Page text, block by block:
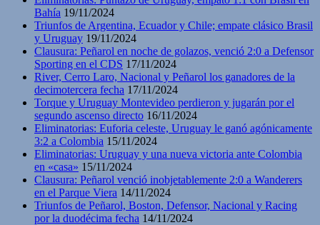
Bahía 19/11/2024
Triunfos de Argentina, Ecuador y Chile; empate clásico Brasil
y Uruguay 19/11/2024
Clausura: Peñarol en noche de golazos, venció 2:0 a Defensor
Sporting en el CDS 17/11/2024
River, Cerro Laro, Nacional y Peñarol los ganadores de la
decimotercera fecha 17/11/2024
Torque y Uruguay Montevideo perdieron y jugarán por el
segundo ascenso directo 16/11/2024
Eliminatorias: Euforia celeste, Uruguay le ganó agónicamente
3:2 a Colombia 15/11/2024
Eliminatorias: Uruguay y una nueva victoria ante Colombia
en «casa» 15/11/2024
Clausura: Peñarol venció inobjetablemente 2:0 a Wanderers
en el Parque Viera 14/11/2024
Triunfos de Peñarol, Boston, Defensor, Nacional y Racing
por la duodécima fecha 14/11/2024